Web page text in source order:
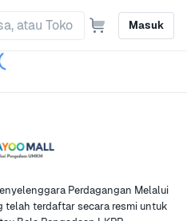
Masuk
Perdagangan Melalui
telah terdaftar secara resmi untuk